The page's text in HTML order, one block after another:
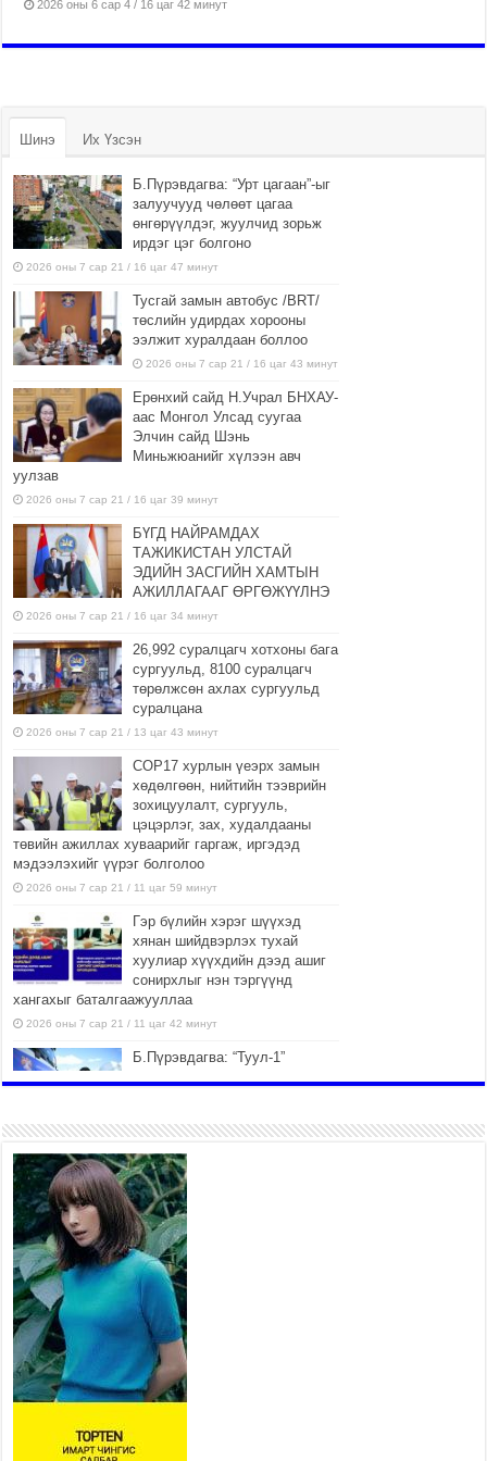
2026 оны 6 сар 4 / 16 цаг 42 минут
Шинэ Их Үзсэн
Б.Пүрэвдагва: “Урт цагаан”-ыг
залуучууд чөлөөт цагаа
өнгөрүүлдэг, жуулчид зорьж
ирдэг цэг болгоно
2026 оны 7 сар 21 / 16 цаг 47 минут
Тусгай замын автобус /BRT/
төслийн удирдах хорооны
ээлжит хуралдаан боллоо
2026 оны 7 сар 21 / 16 цаг 43 минут
Ерөнхий сайд Н.Учрал БНХАУ-
аас Монгол Улсад суугаа
Элчин сайд Шэнь
Миньжюанийг хүлээн авч
уулзав
2026 оны 7 сар 21 / 16 цаг 39 минут
БҮГД НАЙРАМДАХ
ТАЖИКИСТАН УЛСТАЙ
ЭДИЙН ЗАСГИЙН ХАМТЫН
АЖИЛЛАГААГ ӨРГӨЖҮҮЛНЭ
2026 оны 7 сар 21 / 16 цаг 34 минут
26,992 суралцагч хотхоны бага
сургуульд, 8100 суралцагч
төрөлжсөн ахлах сургуульд
суралцана
2026 оны 7 сар 21 / 13 цаг 43 минут
COP17 хурлын үеэрх замын
хөдөлгөөн, нийтийн тээврийн
зохицуулалт, сургууль,
цэцэрлэг, зах, худалдааны
төвийн ажиллах хуваарийг гаргаж, иргэдэд
мэдээлэхийг үүрэг болголоо
2026 оны 7 сар 21 / 11 цаг 59 минут
Гэр бүлийн хэрэг шүүхэд
хянан шийдвэрлэх тухай
хуулиар хүүхдийн дээд ашиг
сонирхлыг нэн тэргүүнд
хангахыг баталгаажууллаа
2026 оны 7 сар 21 / 11 цаг 42 минут
Б.Пүрэвдагва: “Туул-1”
2026 оны 7 сар 21 / 10 цаг 15 минут
НИЙСЛЭЛ, АЙМГИЙН
УДИРДЛАГУУДЫН АЖЛЫГ
ХҮНД СУРТЛЫГ БУУРУУЛЖ,
ИРГЭД, АЖ АХУЙН НЭГЖИЙН
АЧААГ ХЭРХЭН ХӨНГӨЛСНӨӨР ДҮГНЭНЭ
2026 оны 7 сар 21 / 10 цаг 09 минут
Байнгын хорооны дарга
М.Мандхай Цөлжилттэй
тэмцэх тухай НҮБ-ын
конвенцын талуудын 17 дугаар
бага хурал (СОР17)-ын бэлтгэл ажлын явцтай
танилцлаа
2026 оны 7 сар 21 / 10 цаг 03 минут